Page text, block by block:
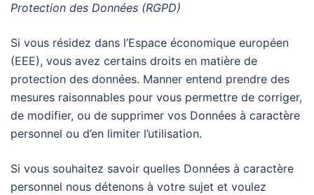
Protection des Données (RGPD)
Si vous résidez dans l’Espace économique européen
(EEE), vous avez certains droits en matière de
protection des données. Manner entend prendre des
mesures raisonnables pour vous permettre de corriger,
de modifier, ou de supprimer vos Données à caractère
personnel ou d’en limiter l’utilisation.
Si vous souhaitez savoir quelles Données à caractère
personnel nous détenons à votre sujet et voulez